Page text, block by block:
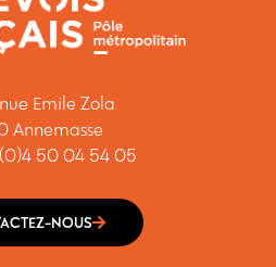
Emile Zola
Annemasse
50 04 54 05
NOUS